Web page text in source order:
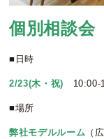
個別相談会
■日時
2/23(木・祝) 10:00-
■場所
弊社モデルルーム （